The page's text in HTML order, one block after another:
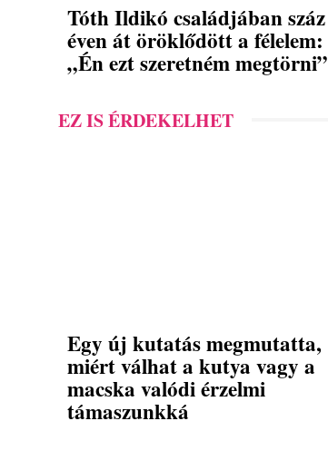
Tóth Ildikó családjában száz
éven át öröklődött a félelem:
„Én ezt szeretném megtörni”
EZ IS ÉRDEKELHET
Egy új kutatás megmutatta,
miért válhat a kutya vagy a
macska valódi érzelmi
támaszunkká